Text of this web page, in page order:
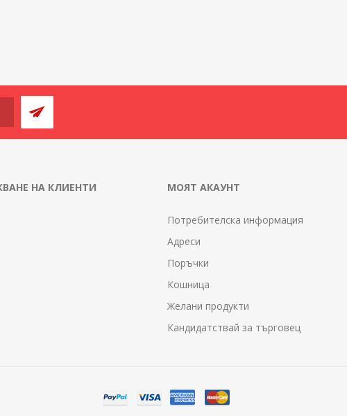
НА КЛИЕНТИ МОЯТ АКАУНТ
Потребителска информация
Адреси
Поръчки
Кошница
Желани продукти
Кандидатствай за търговец